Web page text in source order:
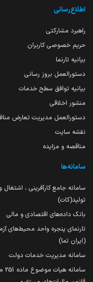
اطلاع‌رسانی
راهبرد مشارکتی
حریم خصوصی کاربران
بیانیه تارنما
دستورالعمل بروز رسانی
بیانیه توافق سطح خدمات
منشور اخلاقی
دستورالعمل مدیریت تعارض
نقشه سایت
مناقصه و مزایده
سامانه‌ها
سامانه جامع کارآفرینی ، اشتغال و
تولید(کات)
بانک داده‌های اقتصادی و مالی
تارنمای پنجره واحد محیط‌های
(ایران تما)
سامانه مدیریت خدمات دولت